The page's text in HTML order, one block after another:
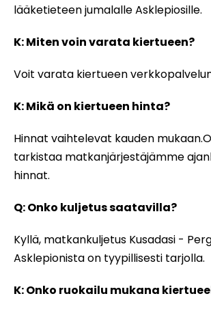
lääketieteen jumalalle Asklepiosille.
K: Miten voin varata kiertueen?
Voit varata kiertueen
K: Mikä on kiertueen hinta?
Hinnat vaihtelevat kauden
tarkistaa matkanjärjestäjämme
hinnat.
Q: Onko kuljetus saatavilla?
Kyllä, matkankuljetus Kusadasi -
Asklepionista on tyypillisesti tarjolla.
K: Onko ruokailu mukana